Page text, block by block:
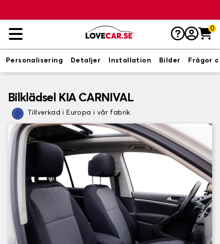
0
Personalisering Detaljer Installation Bilder Frågor
Bilklädsel KIA CARNIVAL
Tillverkad i Europa i vår fabrik